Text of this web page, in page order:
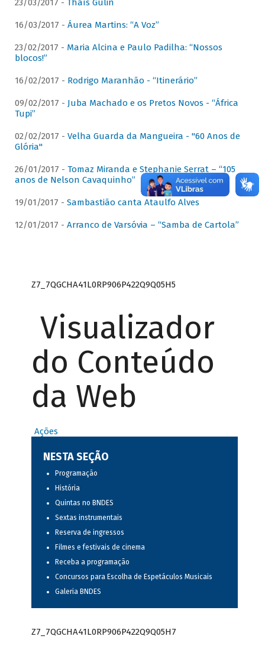
23/03/2017 - Thaís Gulin
16/03/2017 - Áurea Martins: “A Voz”
23/02/2017 - Maria Alcina e Paulo Padilha: “Nossos
blocos!”
16/02/2017 - Rodrigo Maranhão - “Itinerário”
09/02/2017 - Juba Machado e os Pretos Novos - “África
Tupi”
02/02/2017 - Velha Guarda da Mangueira - "60 Anos de
Glória"
26/01/2017 - Tomaz Miranda e Stephanie Serrat – “105
anos de Nelson Cavaquinho”
19/01/2017 - Sambastião canta Ataulfo Alves
12/01/2017 - Arranco de Varsóvia – “Samba de Cartola”
Z7_7QGCHA41L0RP906P422Q9Q05H5
Visualizador
do Conteúdo
da Web
Ações
NESTA SEÇÃO
Programação
História
Quintas no BNDES
Sextas instrumentais
Reserva de ingressos
Filmes e festivais de cinema
Receba a programação
Concursos para Escolha de Espetáculos Musicais
Galeria BNDES
Z7_7QGCHA41L0RP906P422Q9Q05H7